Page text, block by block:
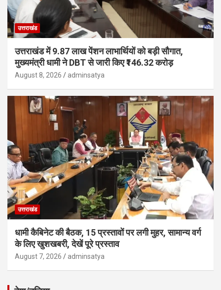
उत्तराखंड
उत्तराखंड में 9.87 लाख पेंशन लाभार्थियों को बड़ी सौगात,
मुख्यमंत्री धामी ने DBT से जारी किए ₹146.32 करोड़
August 8, 2026 adminsatya
उत्तराखंड
धामी कैबिनेट की बैठक, 15 प्रस्तावों पर लगी मुहर, सामान्य वर्ग
के लिए खुशखबरी, देखें पूरे प्रस्ताव
August 7, 2026 adminsatya